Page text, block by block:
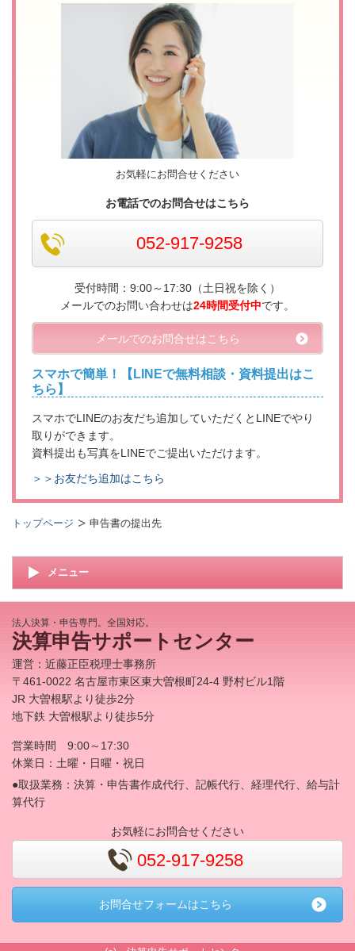
お気軽にお問合せください
お電話でのお問合せはこちら
052-917-9258
受付時間： 9:00～17:30（土日祝を除く）
メールでのお問い合わせは24時間受付中です。
メールでのお問合せはこちら
スマホで簡単！【LINEで無料相談・資料提出はこ
ちら】
スマホでLINEのお友だち追加していただくとLINEでやり
取りができます。
資料提出も写真をLINEでご提出いただけます。
＞＞お友だち追加はこちら
トップページ 申告書の提出先
メニュー
法人決算・申告専門。全国対応。
決算申告サポートセンター
運営：近藤正臣税理士事務所
〒461‐0022 名古屋市東区東大曽根町24-4 野村ビル1階
JR 大曽根駅より徒歩2分
地下鉄 大曽根駅より徒歩5分
営業時間 9:00～17:30
休業日：土曜・日曜・祝日
●取扱業務：決算・申告書作成代行、記帳代行、経理代行、給与計
算代行
お気軽にお問合せください
052-917-9258
お問合せフォームはこちら